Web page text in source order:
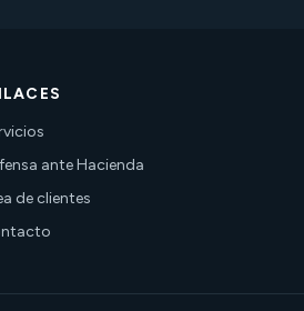
ante Hacienda
de clientes